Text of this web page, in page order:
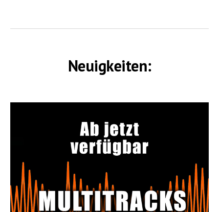
Neuigkeiten: